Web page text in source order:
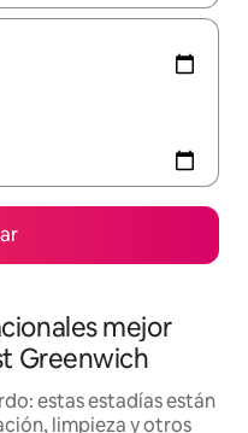
mejor
Greenwich
estas estadías están
limpieza y otros